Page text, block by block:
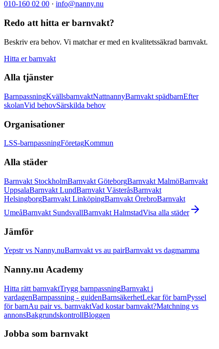
010-160 02 00 · info@nanny.nu
Redo att hitta er barnvakt?
Beskriv era behov. Vi matchar er med en kvalitetssäkrad barnvakt.
Hitta er barnvakt
Alla tjänster
BarnpassningKvällsbarnvaktNattnannyBarnvakt spädbarnEfter
skolanVid behovSärskilda behov
Organisationer
LSS-barnpassningFöretagKommun
Alla städer
Barnvakt StockholmBarnvakt GöteborgBarnvakt MalmöBarnvakt
UppsalaBarnvakt LundBarnvakt VästeråsBarnvakt
HelsingborgBarnvakt LinköpingBarnvakt ÖrebroBarnvakt
UmeåBarnvakt SundsvallBarnvakt HalmstadVisa alla städer
Jämför
Yepstr vs Nanny.nuBarnvakt vs au pairBarnvakt vs dagmamma
Nanny.nu Academy
Hitta rätt barnvaktTrygg barnpassningBarnvakt i
vardagenBarnpassning - guidenBarnsäkerhetLekar för barnPyssel
för barnAu pair vs. barnvaktVad kostar barnvakt?Matchning vs
annonsBakgrundskontrollBloggen
Jobba som barnvakt